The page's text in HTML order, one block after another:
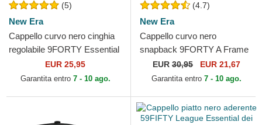
(5)
New Era
Cappello curvo nero cinghia
regolabile 9FORTY Essential
dei Chicago Bulls NBA di
New Era
EUR 25,95
Garantita entro 7 - 10 ago.
(4.7)
New Era
Cappello curvo nero
snapback 9FORTY A Frame
Tonal dei Chicago Bulls NBA
di New Era
EUR 30,95 EUR 21,67
Garantita entro 7 - 10 ago.